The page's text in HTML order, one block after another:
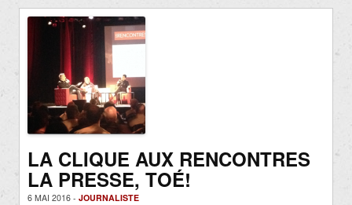
LA CLIQUE AUX RENCONTRES
LA PRESSE, TOÉ!
6 MAI 2016 - JOURNALISTE